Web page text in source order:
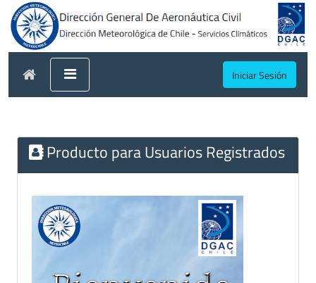
Iniciar Sesión
Producto para Usuarios Registrados